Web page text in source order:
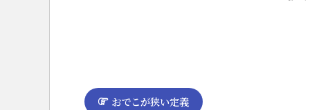
おでこが狭い定義